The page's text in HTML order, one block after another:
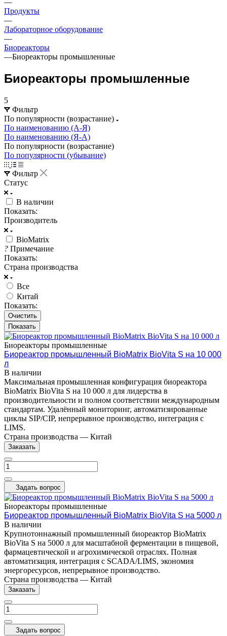
—
Продукты
—
Лабораторное оборудование
—
Биореакторы
—Биореакторы промышленные
Биореакторы промышленные
5
Фильтр
По популярности (возрастание)
По наименованию (А-Я)
По наименованию (Я-А)
По популярности (возрастание)
По популярности (убывание)
Фильтр
Статус
В наличии
Показать:
Производитель
BioMatrix
? Примечание
Показать:
Страна производства
Все
Китай
Показать:
Очистить
Биореакторы промышленные
Биореактор промышленный BioMatrix BioVita S на 10 000
л
В наличии
Максимальная промышленная конфигурация биореактора
BioMatrix BioVita S на 10 000 л для лидерства в
производительности и полном соответствии международным
стандартам. Удалённый мониторинг, автоматизированные
циклы SIP/CIP, непрерывное производство, интеграция с
LIMS.
Страна производства — Китай
Заказать
Задать вопрос
Биореакторы промышленные
Биореактор промышленный BioMatrix BioVita S на 5000 л
В наличии
Крупнотоннажный промышленный биореактор BioMatrix
BioVita S на 5000 л для масштабной ферментации в пищевой,
фармацевтической и агрохимической отраслях. Полная
автоматизация, интеграция с SCADA/LIMS, экономия
энергоресурсов, непрерывное производство.
Страна производства — Китай
Заказать
Задать вопрос